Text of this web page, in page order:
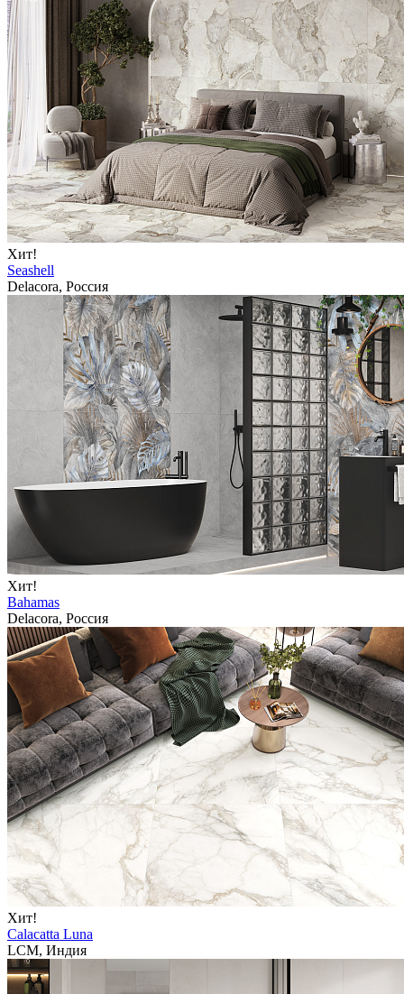
Хит!
Seashell
Delacora, Россия
Хит!
Bahamas
Delacora, Россия
Хит!
Calacatta Luna
LCM, Индия